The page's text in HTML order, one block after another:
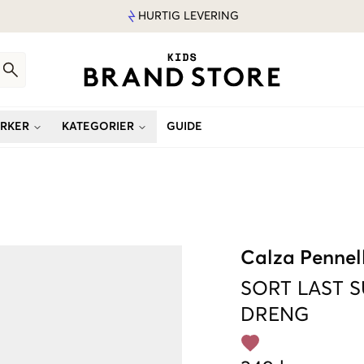
HURTIG LEVERING
KATEGORIER GUIDE
Calza
SORT LAST
DRENG